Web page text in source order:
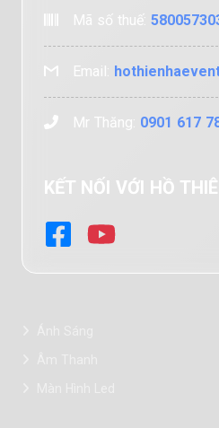
Mã số thuế:
Email:
Mr Thăng: 0901 617
KẾT NỐI VỚI HỒ